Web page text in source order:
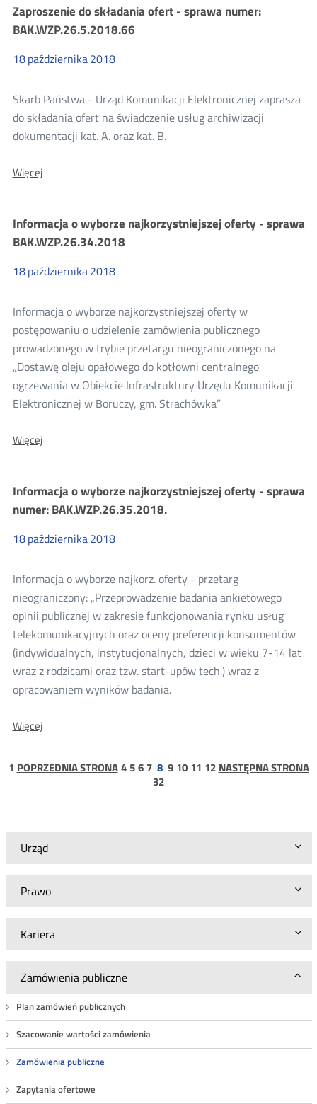
Urząd
Prawo
Kariera
Zamówienia publiczne
Plan zamówień publicznych
Szacowanie wartości zamówienia
Zamówienia publiczne
Zapytania ofertowe
ofert
-
sprawa
BAK.WZP.26.5.2018.67
Zaproszenie do składania ofert - sprawa numer:
BAK.WZP.26.5.2018.66
18października2018
Skarb Państwa - Urząd Komunikacji Elektronicznej zaprasza
do składania ofert na świadczenie usług archiwizacji
dokumentacji kat. A. oraz kat. B.
WięcejO:
ofert
-
sprawa
BAK.WZP.26.5.2018.66
Informacja o wyborze najkorzystniejszej oferty - sprawa
BAK.WZP.26.34.2018
18października2018
Informacja o wyborze najkorzystniejszej oferty w
postępowaniu o udzielenie zamówienia publicznego
prowadzonego w trybie przetargu nieograniczonego na
„Dostawę oleju opałowego do kotłowni centralnego
ogrzewania w Obiekcie Infrastruktury Urzędu Komunikacji
Elektronicznej w Boruczy, gm. Strachówka”
WięcejO:
najkorzystniejszej
oferty
-
BAK.WZP.26.34.2018
Informacja o wyborze najkorzystniejszej oferty - sprawa
numer: BAK.WZP.26.35.2018.
18października2018
Informacja o wyborze najkorz. oferty - przetarg
nieograniczony: „Przeprowadzenie badania ankietowego
opinii publicznej w zakresie funkcjonowania rynku usług
telekomunikacyjnych oraz oceny preferencji konsumentów
(indywidualnych, instytucjonalnych, dzieci w wieku 7-14 lat
wraz z rodzicami oraz tzw. start-upów tech.) wraz z
opracowaniem wyników badania.
WięcejO:
wyborze
najkorzystniejszej
BAK.WZP.26.35.2018.
1strona
POPRZEDNIA STRONAstrona
4strona
5strona
6 strona
7 8 strona
9 strona
10 strona
11 strona
12 NASTĘPNA STRONA
32strona